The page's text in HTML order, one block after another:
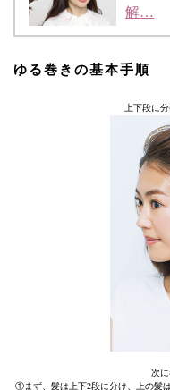
解…
ゆる巻きの基本手順
上下段に
次に
①まず、髪は上下2段に分け、上の髪